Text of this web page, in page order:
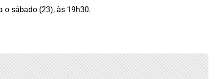
o sábado (23), às 19h30.